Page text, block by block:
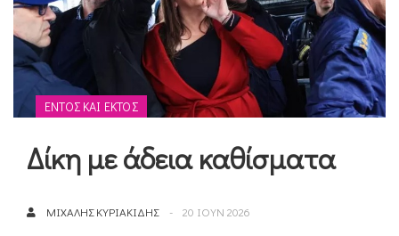
ΕΝΤΌΣ ΚΑΙ ΕΚΤΌΣ
Δίκη με άδεια καθίσματα
ΜΙΧΆΛΗΣ ΚΥΡΙΑΚΊΔΗΣ 20 ΙΟΥΝ 2026